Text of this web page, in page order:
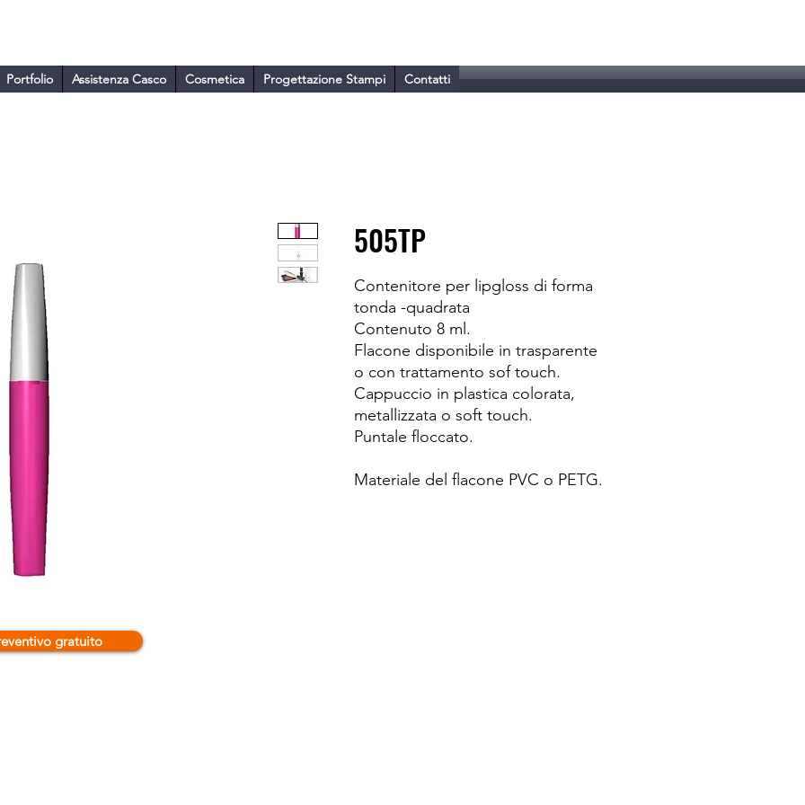
Portfolio Assistenza Casco Cosmetica Progettazione Stampi Contatti
505TP
Contenitore per lipgloss di forma
tonda -quadrata
Contenuto 8 ml.
Flacone disponibile in trasparente
o con trattamento sof touch.
Cappuccio in plastica colorata,
metallizzata o soft touch.
Puntale floccato.
Materiale del flacone PVC o PETG.
gratuito